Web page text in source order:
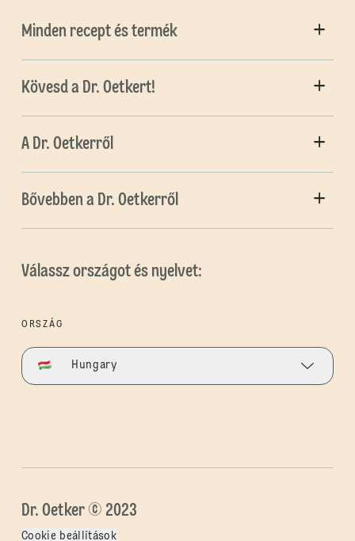
Minden recept és termék
Kövesd a Dr. Oetkert!
A Dr. Oetkerről
Bővebben a Dr. Oetkerről
Válassz országot és nyelvet:
ORSZÁG
Hungary
Dr. Oetker © 2023
Cookie beállítások